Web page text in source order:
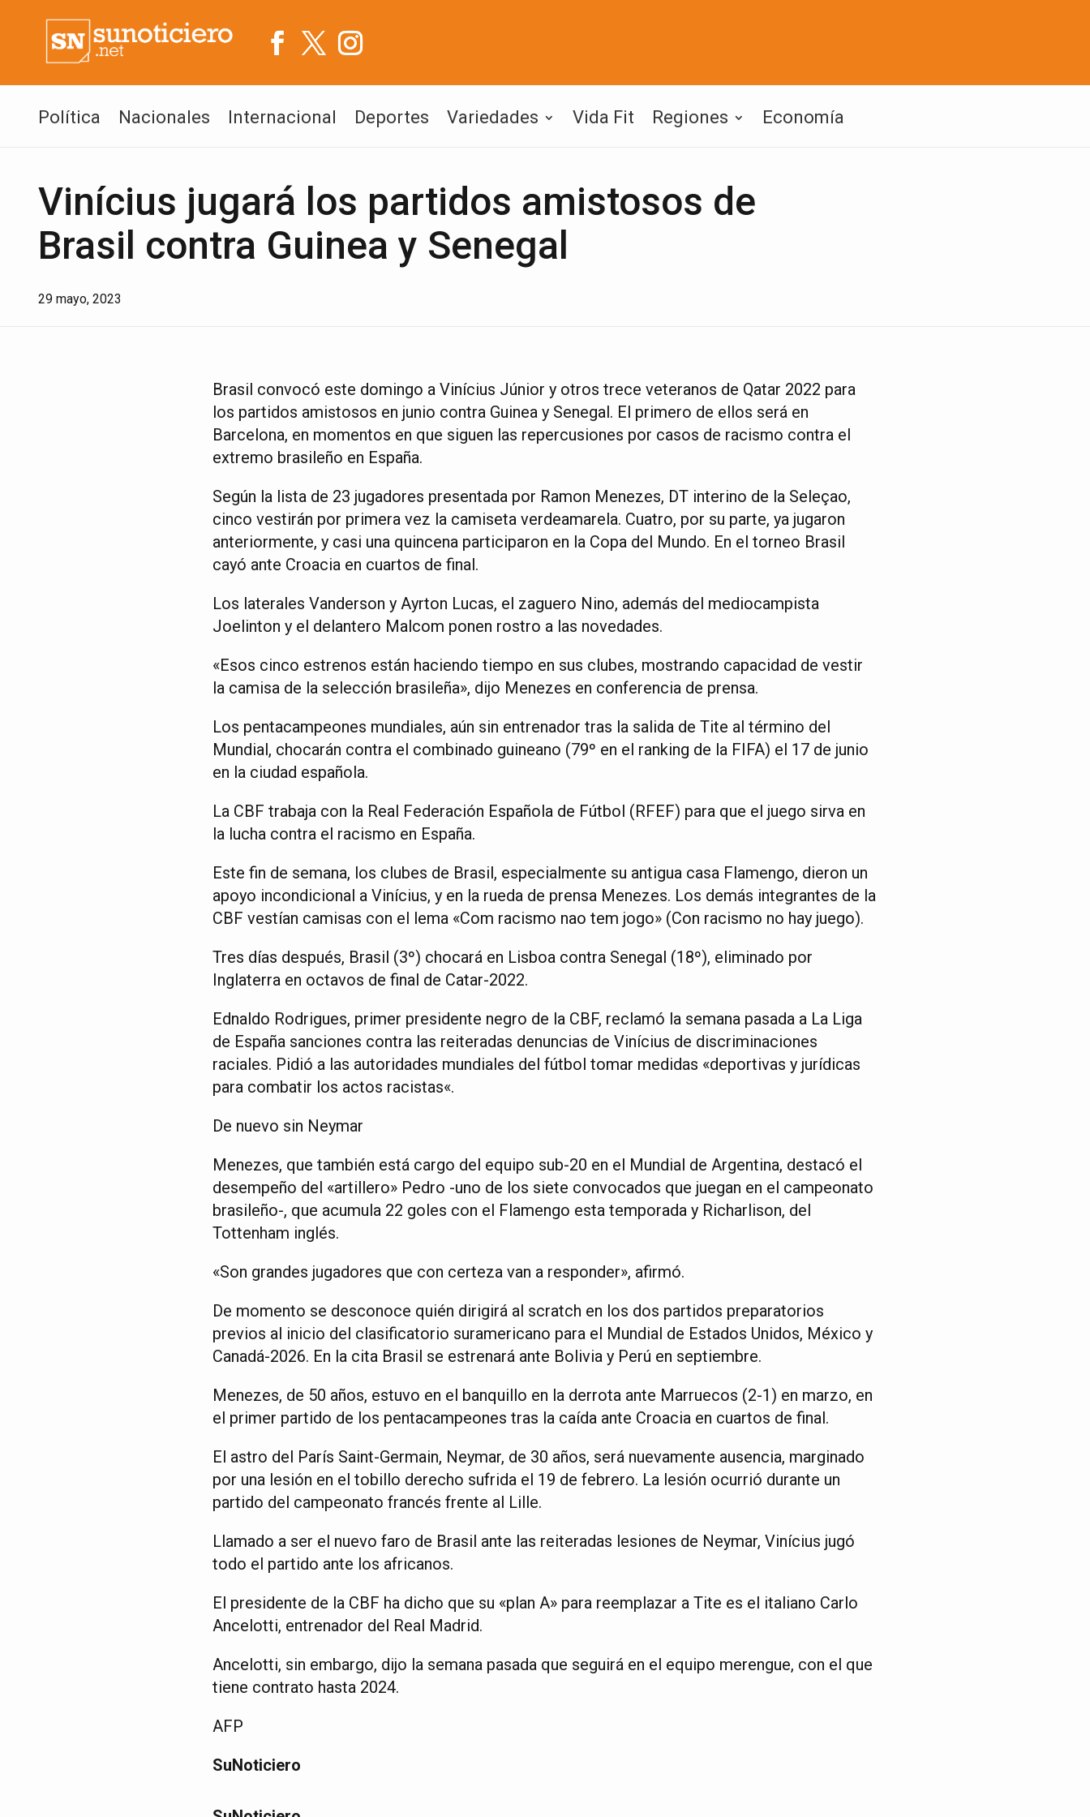
Política Nacionales Internacional Deportes Variedades Vida Fit Regiones Economía
Vinícius jugará los partidos amistosos de
Brasil contra Guinea y Senegal
29 mayo, 2023
Brasil convocó este domingo a Vinícius Júnior y otros trece veteranos de Qatar 2022 para
los partidos amistosos en junio contra Guinea y Senegal. El primero de ellos será en
Barcelona, en momentos en que siguen las repercusiones por casos de racismo contra el
extremo brasileño en España.
Según la lista de 23 jugadores presentada por Ramon Menezes, DT interino de la Seleçao,
cinco vestirán por primera vez la camiseta verdeamarela. Cuatro, por su parte, ya jugaron
anteriormente, y casi una quincena participaron en la Copa del Mundo. En el torneo Brasil
cayó ante Croacia en cuartos de final.
Los laterales Vanderson y Ayrton Lucas, el zaguero Nino, además del mediocampista
Joelinton y el delantero Malcom ponen rostro a las novedades.
«Esos cinco estrenos están haciendo tiempo en sus clubes, mostrando capacidad de vestir
la camisa de la selección brasileña», dijo Menezes en conferencia de prensa.
Los pentacampeones mundiales, aún sin entrenador tras la salida de Tite al término del
Mundial, chocarán contra el combinado guineano (79º en el ranking de la FIFA) el 17 de junio
en la ciudad española.
La CBF trabaja con la Real Federación Española de Fútbol (RFEF) para que el juego sirva en
la lucha contra el racismo en España.
Este fin de semana, los clubes de Brasil, especialmente su antigua casa Flamengo, dieron un
apoyo incondicional a Vinícius, y en la rueda de prensa Menezes. Los demás integrantes de la
CBF vestían camisas con el lema «Com racismo nao tem jogo» (Con racismo no hay juego).
Tres días después, Brasil (3º) chocará en Lisboa contra Senegal (18º), eliminado por
Inglaterra en octavos de final de Catar-2022.
Ednaldo Rodrigues, primer presidente negro de la CBF, reclamó la semana pasada a La Liga
de España sanciones contra las reiteradas denuncias de Vinícius de discriminaciones
raciales. Pidió a las autoridades mundiales del fútbol tomar medidas «deportivas y jurídicas
para combatir los actos racistas«.
De nuevo sin Neymar
Menezes, que también está cargo del equipo sub-20 en el Mundial de Argentina, destacó el
desempeño del «artillero» Pedro -uno de los siete convocados que juegan en el campeonato
brasileño-, que acumula 22 goles con el Flamengo esta temporada y Richarlison, del
Tottenham inglés.
«Son grandes jugadores que con certeza van a responder», afirmó.
De momento se desconoce quién dirigirá al scratch en los dos partidos preparatorios
previos al inicio del clasificatorio suramericano para el Mundial de Estados Unidos, México y
Canadá-2026. En la cita Brasil se estrenará ante Bolivia y Perú en septiembre.
Menezes, de 50 años, estuvo en el banquillo en la derrota ante Marruecos (2-1) en marzo, en
el primer partido de los pentacampeones tras la caída ante Croacia en cuartos de final.
El astro del París Saint-Germain, Neymar, de 30 años, será nuevamente ausencia, marginado
por una lesión en el tobillo derecho sufrida el 19 de febrero. La lesión ocurrió durante un
partido del campeonato francés frente al Lille.
Llamado a ser el nuevo faro de Brasil ante las reiteradas lesiones de Neymar, Vinícius jugó
todo el partido ante los africanos.
El presidente de la CBF ha dicho que su «plan A» para reemplazar a Tite es el italiano Carlo
Ancelotti, entrenador del Real Madrid.
Ancelotti, sin embargo, dijo la semana pasada que seguirá en el equipo merengue, con el que
tiene contrato hasta 2024.
AFP
SuNoticiero